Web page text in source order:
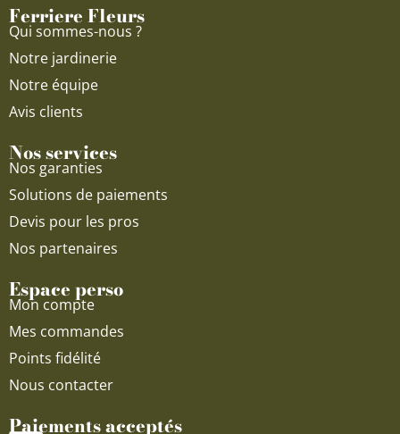
Ferriere Fleurs
Qui sommes-nous ?
Notre jardinerie
Notre équipe
Avis clients
Nos services
Nos garanties
Solutions de paiements
Devis pour les pros
Nos partenaires
Espace perso
Mon compte
Mes commandes
Points fidélité
Nous contacter
Paiements acceptés